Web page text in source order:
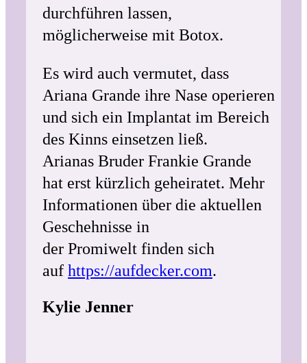
durchführen lassen,
möglicherweise mit Botox.
Es wird auch vermutet, dass
Ariana Grande ihre Nase operieren
und sich ein Implantat im Bereich
des Kinns einsetzen ließ.
Arianas Bruder Frankie Grande
hat erst kürzlich geheiratet. Mehr
Informationen über die aktuellen
Geschehnisse in
der Promiwelt finden sich
auf https://aufdecker.com.
Kylie Jenner